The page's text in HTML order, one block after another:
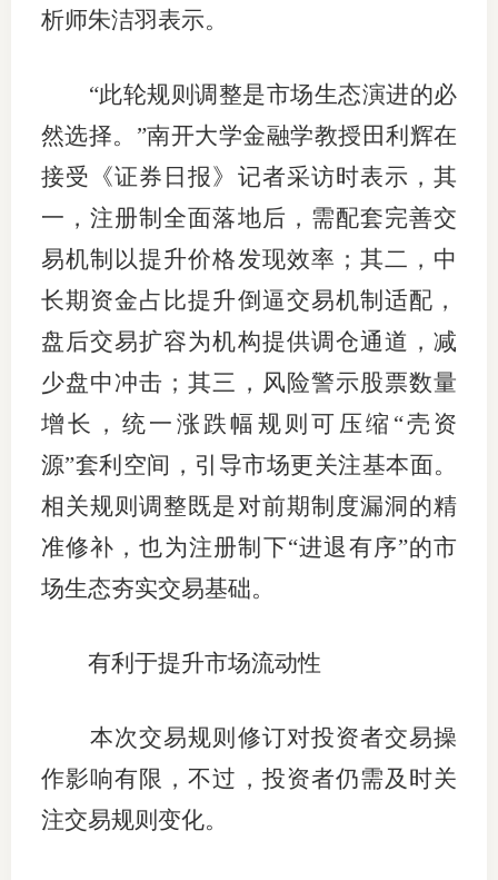
协会公
乡村振
招聘信
廉政举
析师朱洁羽表示。
“此轮规则调整是市场生态演进的必
然选择。”南开大学金融学教授田利辉在
接受《证券日报》记者采访时表示，其
一，注册制全面落地后，需配套完善交
易机制以提升价格发现效率；其二，中
长期资金占比提升倒逼交易机制适配，
盘后交易扩容为机构提供调仓通道，减
少盘中冲击；其三，风险警示股票数量
增长，统一涨跌幅规则可压缩“壳资
源”套利空间，引导市场更关注基本面。
相关规则调整既是对前期制度漏洞的精
准修补，也为注册制下“进退有序”的市
场生态夯实交易基础。
有利于提升市场流动性
本次交易规则修订对投资者交易操
作影响有限，不过，投资者仍需及时关
注交易规则变化。